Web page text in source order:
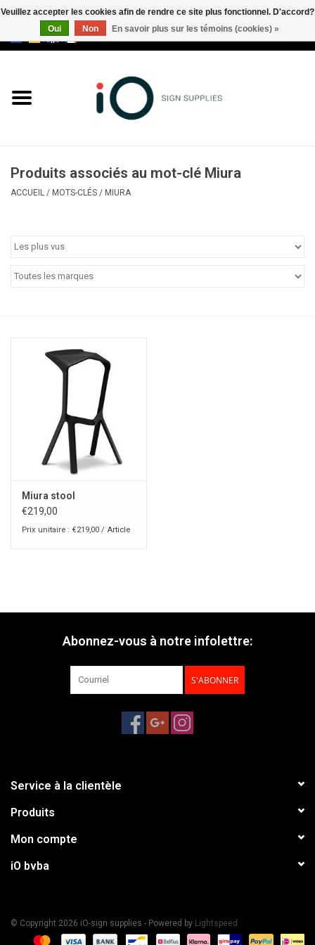
Marques
Appelez-nous au +32 3 353 67
Produits associés au mot-clé Miura
ACCUEIL / MOTS-CLÉS / MIURA
Miura stool
€219,00
Prix unitaire : €219,00 / Article
Abonnez-vous à notre infolettre:
S'ABONNER
Service à la clientèle
Produits
Mon compte
iO bvba
© Copyright 2026 iO-sign supplies - Powered by Lightspeed
Veuillez accepter les cookies afin de rendre ce site plus fonctionnel. D'accord?
Oui
Non En savoir plus sur les témoins (cookies) »